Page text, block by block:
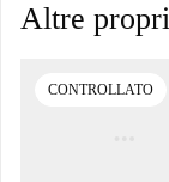
Altre
CONTROLLATO